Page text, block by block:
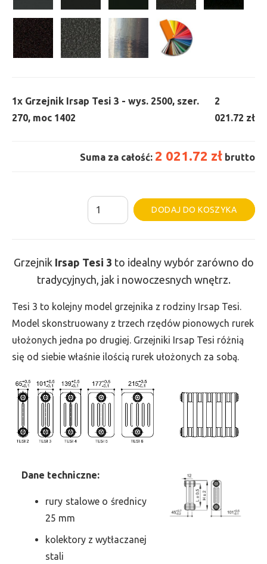
1x Grzejnik Irsap Tesi 3 - wys. 2500, szer.
270, moc 1402
2
021.72 zł
Suma za całość: 2 021.72 zł brutto
ilość
Grzejnik
-
wys.
2500,
szer.
270,
1402
DODAJ DO KOSZYKA
Grzejnik Irsap Tesi 3 to idealny wybór zarówno do
tradycyjnych, jak i nowoczesnych wnętrz.
Tesi 3 to kolejny model grzejnika z rodziny Irsap Tesi.
Model skonstruowany z trzech rzędów pionowych rurek
ułożonych jedna po drugiej. Grzejniki Irsap Tesi różnią
się od siebie właśnie ilością rurek ułożonych za sobą.
Dane techniczne:
rury stalowe o średnicy
25 mm
kolektory z wytłaczanej
stali